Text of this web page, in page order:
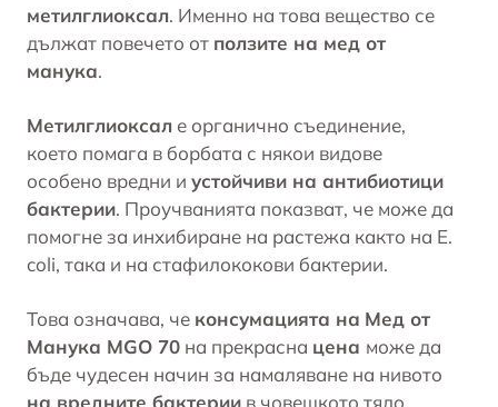
метилглиоксал. Именно на това вещество се
дължат повечето от ползите на мед от
манука.
Метилглиоксал е органично съединение,
което помага в борбата с някои видове
особено вредни и устойчиви на антибиотици
бактерии. Проучванията показват, че може да
помогне за инхибиране на растежа както на E.
coli, така и на стафилококови бактерии.
Това означава, че консумацията на Мед от
Манука MGO 70 на прекрасна цена може да
бъде чудесен начин за намаляване на нивото
на вредните бактерии в човешкото тяло.